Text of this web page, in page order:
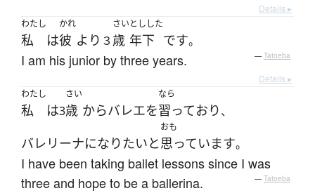
Details ▸
わたし
私 は
かれ
彼 より ３
さい
歳
としした
年下 です。
I am his junior by three years. — Tatoeba
Details ▸
わたし
私 は3
さい
歳 からバレエを
なら
習っており、
バレリーナになりたいと
おも
思っています。
I have been taking ballet lessons since I was
three and hope to be a ballerina.
— Tatoeba